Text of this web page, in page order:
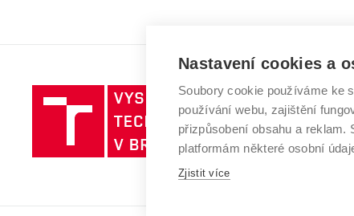
Vysoké
učení
technické
v
Nastavení cookies a
Soubory cookie používáme ke
používání webu, zajištění
přizpůsobení obsahu a reklam.
platformám některé osobní
Zjistit více